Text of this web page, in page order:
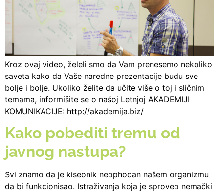
Kroz ovaj video, želeli smo da Vam prenesemo nekoliko
saveta kako da Vaše naredne prezentacije budu sve
bolje i bolje. Ukoliko želite da učite više o toj i sličnim
temama, informišite se o našoj Letnjoj AKADEMIJI
KOMUNIKACIJE: http://akademija.biz/
Kako pobediti tremu od
javnog nastupa?
Svi znamo da je kiseonik neophodan našem organizmu
da bi funkcionisao. Istraživanja koja je sproveo nemački